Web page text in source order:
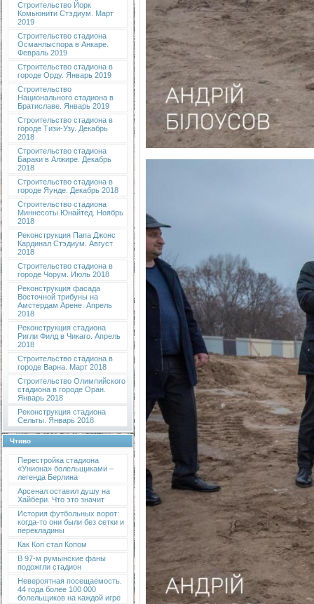
Строительство Йорк
Комьюнити Стэдиум. Март
2019
Строительство стадиона
Османлыспора в Анкаре.
Февраль 2019
Строительство стадиона в
городе Орду. Январь 2019
Строительство
Национального стадиона в
Братиславе. Январь 2019
Строительство стадиона в
городе Тизи-Узу. Декабрь
2018
Строительство стадиона
Бараки в Алжире. Декабрь
2018
Строительство стадиона в
городе Яунде. Декабрь 2018
Строительство стадиона
Миннесоты Юнайтед. Ноябрь
2018
Реконструкция Папа Джонс
Кардинал Стэдиум. Август
2018
Строительство стадиона в
городе Чорум. Июль 2018
Реконструкция фасада
Восточной трибуны на
Амстердам Арене. Апрель
2018
Реконструкция стадиона
Ригли Филд в Чикаго. Апрель
2018
Строительство стадиона в
городе Варна. Март 2018
Строительство Олимпийского
стадиона в городе Оран.
Январь 2018
Реконструкция стадиона
Сельты. Январь 2018
Чтиво
Перестройка стадиона
«Униона» болельщиками –
легенда Берлина
Арсенал оставил душу на
Хайбери. Что это значит
История футбольных ворот:
когда-то они были без сетки и
перекладины
Как Коп стал Копом
В 97-м румынские фаны
подожгли стадион
Невероятная посещаемость.
44 года более 100 000
болельщиков на каждой игре